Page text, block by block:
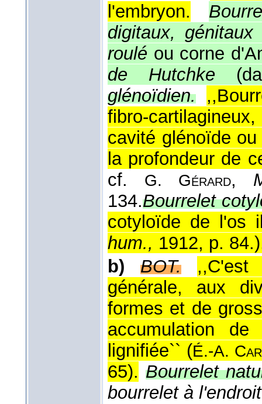
l'embryon.
digitaux, génitaux
roulé ou corne
de Hutchke
glénoïdien.
fibro-
cavité glénoïde
la profondeur de
cf.
G. Gérard,
134.Bourrelet
cotyloïde de l'os
hum., 1912, p. 84.
b)
BOT.
générale, aux
formes et de
accumulation
lignifiée`` (É.-A.
65). Bourrelet
bourrelet à